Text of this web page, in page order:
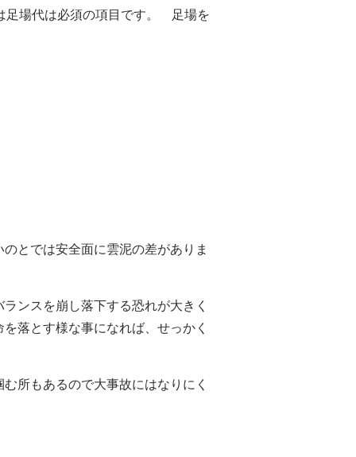
足場代は必須の項目です。 足場を
とでは安全面に雲泥の差がありま
ンスを崩し落下する恐れが大きく
落とす様な事になれば、せっかく
所もあるので大事故にはなりにく